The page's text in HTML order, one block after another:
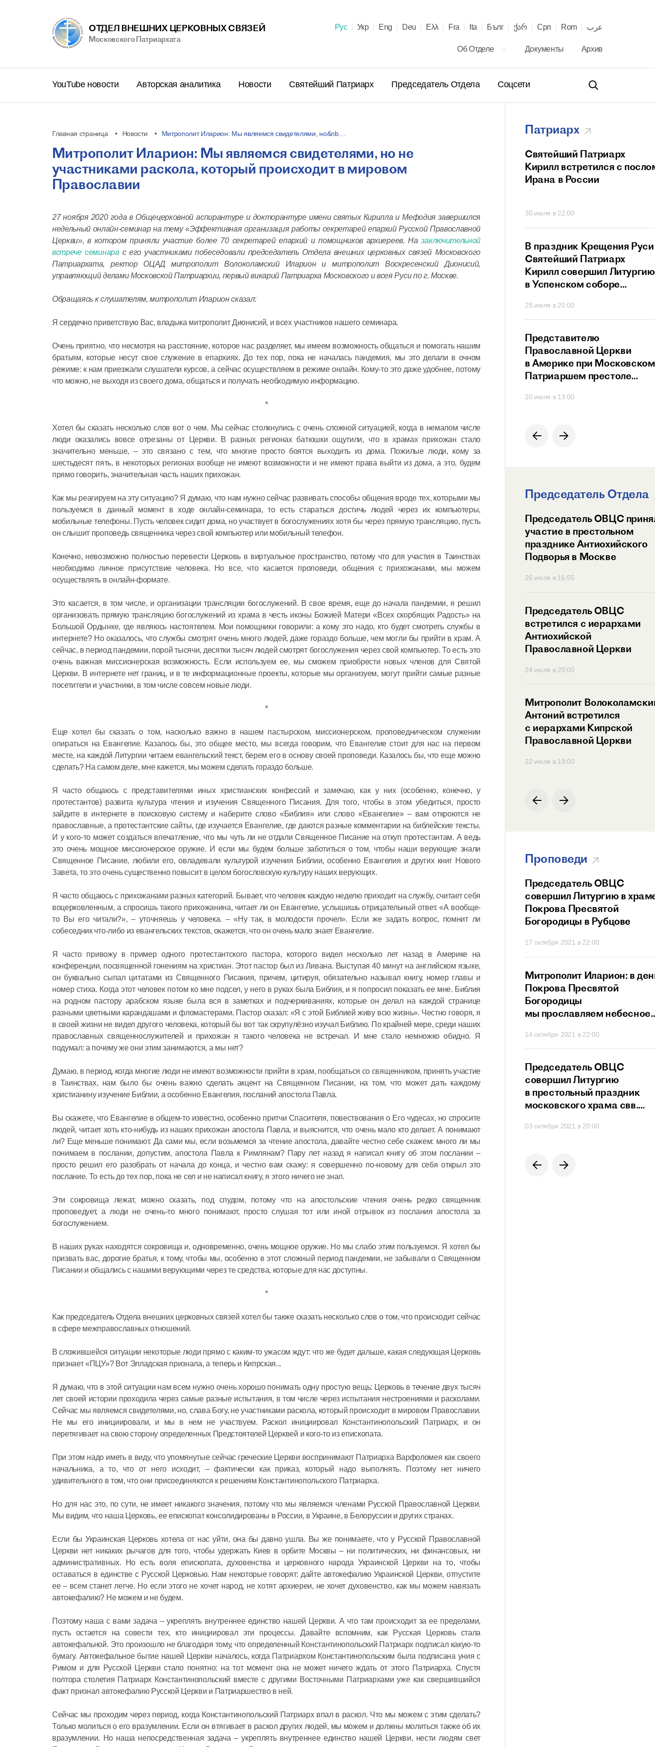
ОТДЕЛ ВНЕШНИХ ЦЕРКОВНЫХ СВЯЗЕЙ
Московского Патриархата
Рус Укр Eng Deu Ελλ Fra Ita Бълг ქარ Срп Rom عرب
Об Отделе Документы Архив
YouTube новости Авторская аналитика Новости Святейший Патриарх Председатель Отдела Соцсети
Главная страница Новости Митрополит Иларион: Мы являемся свидетелями, но&nb…
Митрополит Иларион: Мы являемся свидетелями, но не
участниками раскола, который происходит в мировом
Православии
27 ноября 2020 года в Общецерковной аспирантуре и докторантуре имени святых Кирилла и Мефодия завершился
недельный онлайн-семинар на тему «Эффективная организация работы секретарей епархий Русской Православной
Церкви», в котором приняли участие более 70 секретарей епархий и помощников архиереев. Назаключительной
встрече семинара с его участниками побеседовали председатель Отдела внешних церковных связей Московского
Патриархата, ректор ОЦАД митрополит Волоколамский Иларион и митрополит Воскресенский Дионисий,
управляющий делами Московской Патриархии, первый викарий Патриарха Московского и всея Руси по г. Москве.
Обращаясь к слушателям, митрополит Иларион сказал:
Я сердечно приветствую Вас, владыка митрополит Дионисий, и всех участников нашего семинара.
Очень приятно, что несмотря на расстояние, которое нас разделяет, мы имеем возможность общаться и помогать нашим
братьям, которые несут свое служение в епархиях. До тех пор, пока не началась пандемия, мы это делали в очном
режиме: к нам приезжали слушатели курсов, а сейчас осуществляем в режиме онлайн. Кому-то это даже удобнее, потому
что можно, не выходя из своего дома, общаться и получать необходимую информацию.
*
Хотел бы сказать несколько слов вот о чем. Мы сейчас столкнулись с очень сложной ситуацией, когда в немалом числе
люди оказались вовсе отрезаны от Церкви. В разных регионах батюшки ощутили, что в храмах прихожан стало
значительно меньше, – это связано с тем, что многие просто боятся выходить из дома. Пожилые люди, кому за
шестьдесят пять, в некоторых регионах вообще не имеют возможности и не имеют права выйти из дома, а это, будем
прямо говорить, значительная часть наших прихожан.
Как мы реагируем на эту ситуацию? Я думаю, что нам нужно сейчас развивать способы общения вроде тех, которыми мы
пользуемся в данный момент в ходе онлайн-семинара, то есть стараться достичь людей через их компьютеры,
мобильные телефоны. Пусть человек сидит дома, но участвует в богослужениях хотя бы через прямую трансляцию, пусть
он слышит проповедь священника через свой компьютер или мобильный телефон.
Конечно, невозможно полностью перевести Церковь в виртуальное пространство, потому что для участия в Таинствах
необходимо личное присутствие человека. Но все, что касается проповеди, общения с прихожанами, мы можем
осуществлять в онлайн-формате.
Это касается, в том числе, и организации трансляции богослужений. В свое время, еще до начала пандемии, я решил
организовать прямую трансляцию богослужений из храма в честь иконы Божией Матери «Всех скорбящих Радость» на
Большой Ордынке, где являюсь настоятелем. Мои помощники говорили: а кому это надо, кто будет смотреть службы в
интернете? Но оказалось, что службы смотрят очень много людей, даже гораздо больше, чем могли бы прийти в храм. А
сейчас, в период пандемии, порой тысячи, десятки тысяч людей смотрят богослужения через свой компьютер. То есть это
очень важная миссионерская возможность. Если используем ее, мы сможем приобрести новых членов для Святой
Церкви. В интернете нет границ, и в те информационные проекты, которые мы организуем, могут прийти самые разные
посетители и участники, в том числе совсем новые люди.
*
Еще хотел бы сказать о том, насколько важно в нашем пастырском, миссионерском, проповедническом служении
опираться на Евангелие. Казалось бы, это общее место, мы всегда говорим, что Евангелие стоит для нас на первом
месте, на каждой Литургии читаем евангельский текст, берем его в основу своей проповеди. Казалось бы, что еще можно
сделать? На самом деле, мне кажется, мы можем сделать гораздо больше.
Я часто общаюсь с представителями иных христианских конфессий и замечаю, как у них (особенно, конечно, у
протестантов) развита культура чтения и изучения Священного Писания. Для того, чтобы в этом убедиться, просто
зайдите в интернете в поисковую систему и наберите слово «Библия» или слово «Евангелие» – вам откроются не
православные, а протестантские сайты, где изучается Евангелие, где даются разные комментарии на библейские тексты.
И у кого-то может создаться впечатление, что мы чуть ли не отдали Священное Писание на откуп протестантам. А ведь
это очень мощное миссионерское оружие. И если мы будем больше заботиться о том, чтобы наши верующие знали
Священное Писание, любили его, овладевали культурой изучения Библии, особенно Евангелия и других книг Нового
Завета, то это очень существенно повысит в целом богословскую культуру наших верующих.
Я часто общаюсь с прихожанами разных категорий. Бывает, что человек каждую неделю приходит на службу, считает себя
воцерковленным, а спросишь такого прихожанина, читает ли он Евангелие, услышишь отрицательный ответ. «А вообще-
то Вы его читали?», – уточняешь у человека. – «Ну так, в молодости прочел». Если же задать вопрос, помнит ли
собеседник что-либо из евангельских текстов, окажется, что он очень мало знает Евангелие.
Я часто привожу в пример одного протестантского пастора, которого видел несколько лет назад в Америке на
конференции, посвященной гонениям на христиан. Этот пастор был из Ливана. Выступая 40 минут на английском языке,
он буквально сыпал цитатами из Священного Писания, причем, цитируя, обязательно называл книгу, номер главы и
номер стиха. Когда этот человек потом ко мне подсел, у него в руках была Библия, и я попросил показать ее мне. Библия
на родном пастору арабском языке была вся в заметках и подчеркиваниях, которые он делал на каждой странице
разными цветными карандашами и фломастерами. Пастор сказал: «Я с этой Библией живу всю жизнь». Честно говоря, я
в своей жизни не видел другого человека, который бы вот так скрупулёзно изучал Библию. По крайней мере, среди наших
православных священнослужителей и прихожан я такого человека не встречал. И мне стало немножко обидно. Я
подумал: а почему же они этим занимаются, а мы нет?
Думаю, в период, когда многие люди не имеют возможности прийти в храм, пообщаться со священником, принять участие
в Таинствах, нам было бы очень важно сделать акцент на Священном Писании, на том, что может дать каждому
христианину изучение Библии, а особенно Евангелия, посланий апостола Павла.
Вы скажете, что Евангелие в общем-то известно, особенно притчи Спасителя, повествования о Его чудесах, но спросите
людей, читает хоть кто-нибудь из наших прихожан апостола Павла, и выяснится, что очень мало кто делает. А понимают
ли? Еще меньше понимают. Да сами мы, если возьмемся за чтение апостола, давайте честно себе скажем: много ли мы
понимаем в послании, допустим, апостола Павла к Римлянам? Пару лет назад я написал книгу об этом послании –
просто решил его разобрать от начала до конца, и честно вам скажу: я совершенно по-новому для себя открыл это
послание. То есть до тех пор, пока не сел и не написал книгу, я этого ничего не знал.
Эти сокровища лежат, можно сказать, под спудом, потому что на апостольские чтения очень редко священник
проповедует, а люди не очень-то много понимают, просто слушая тот или иной отрывок из послания апостола за
богослужением.
В наших руках находятся сокровища и, одновременно, очень мощное оружие. Но мы слабо этим пользуемся. Я хотел бы
призвать вас, дорогие братья, к тому, чтобы мы, особенно в этот сложный период пандемии, не забывали о Священном
Писании и общались с нашими верующими через те средства, которые для нас доступны.
*
Как председатель Отдела внешних церковных связей хотел бы также сказать несколько слов о том, что происходит сейчас
в сфере межправославных отношений.
В сложившейся ситуации некоторые люди прямо с каким-то ужасом ждут: что же будет дальше, какая следующая Церковь
признает «ПЦУ»? Вот Элладская признала, а теперь и Кипрская...
Я думаю, что в этой ситуации нам всем нужно очень хорошо понимать одну простую вещь: Церковь в течение двух тысяч
лет своей истории проходила через самые разные испытания, в том числе через испытания нестроениями и расколами.
Сейчас мы являемся свидетелями, но, слава Богу, не участниками раскола, который происходит в мировом Православии.
Не мы его инициировали, и мы в нем не участвуем. Раскол инициировал Константинопольский Патриарх, и он
перетягивает на свою сторону определенных Предстоятелей Церквей и кого-то из епископата.
При этом надо иметь в виду, что упомянутые сейчас греческие Церкви воспринимают Патриарха Варфоломея как своего
начальника, а то, что от него исходит, – фактически как приказ, который надо выполнять. Поэтому нет ничего
удивительного в том, что они присоединяются к решениям Константинопольского Патриарха.
Но для нас это, по сути, не имеет никакого значения, потому что мы являемся членами Русской Православной Церкви.
Мы видим, что наша Церковь, ее епископат консолидированы в России, в Украине, в Белоруссии и других странах.
Если бы Украинская Церковь хотела от нас уйти, она бы давно ушла. Вы же понимаете, что у Русской Православной
Церкви нет никаких рычагов для того, чтобы удержать Киев в орбите Москвы – ни политических, ни финансовых, ни
административных. Но есть воля епископата, духовенства и церковного народа Украинской Церкви на то, чтобы
оставаться в единстве с Русской Церковью. Нам некоторые говорят: дайте автокефалию Украинской Церкви, отпустите
ее – всем станет легче. Но если этого не хочет народ, не хотят архиереи, не хочет духовенство, как мы можем навязать
автокефалию? Не можем и не будем.
Поэтому наша с вами задача – укреплять внутреннее единство нашей Церкви. А что там происходит за ее пределами,
пусть остается на совести тех, кто инициировал эти процессы. Давайте вспомним, как Русская Церковь стала
автокефальной. Это произошло не благодаря тому, что определенный Константинопольский Патриарх подписал какую-то
бумагу. Автокефальное бытие нашей Церкви началось, когда Патриархом Константинопольским была подписана уния с
Римом и для Русской Церкви стало понятно: на тот момент она не может ничего ждать от этого Патриарха. Спустя
полтора столетия Патриарх Константинопольский вместе с другими Восточными Патриархами уже как свершившийся
факт признал автокефалию Русской Церкви и Патриаршество в ней.
Сейчас мы проходим через период, когда Константинопольский Патриарх впал в раскол. Что мы можем с этим сделать?
Только молиться о его вразумлении. Если он втягивает в раскол других людей, мы можем и должны молиться также об их
вразумлении. Но наша непосредственная задача – укреплять внутреннее единство нашей Церкви, нести людям свет
Патриарх
Поздравление Святейшего
Патриарха Кирилла
пострига и рукоположения
в священный сан
23 июня в 10:00
Святейший Патриарх
Кирилл встретился
с председателем
Всемирного
соотечественников,
Кирилл возглавил работу
заседания Высшего
Церковного Совета
Святейший Патриарх
Кирилл встретился с
Ирана в России
30 июля в 22:00
В праздник Крещения Руси
Святейший Патриарх
Кирилл совершил Литургию
в Успенском соборе
28 июля в 20:00
Представителю
Православной Церкви
в Америке при Московском
Патриаршем престоле
Сергия Радонежского
20 июля в 13:00
Председатель Отдела
Митрополит Волоколамский
московского Подворья
Сербской Православной
Председатель ОВЦС провел
встречу с представителем
Суверенного Мальтийского
Ордена в России
08 июля в 12:30
секретарем
Международной
организации по русскому
06 июля в 12:00
Председатель ОВЦС
участие в престольном
празднике Антиохийского
Подворья в Москве
26 июля в 16:55
Председатель ОВЦС
встретился с иерархами
Антиохийской
Православной Церкви
24 июля в 20:00
Митрополит
Антоний встретился
с иерархами Кипрской
Православной Церкви
22 июля в 19:00
Проповеди
мучеников и исповедников
за имя Христово
Митрополит Иларион:
Без наших собственных
усилий Бог не сможет
нас спасти
31 января 2021 в 20:26
Митрополит Иларион:
Господь всегда нам дает
24 января 2021 в 21:20
Председатель ОВЦС
совершил Литургию в
Покрова Пресвятой
Богородицы в Рубцове
17 октября 2021 в 22:00
Митрополит Иларион: в
Покрова Пресвятой
Богородицы
мы прославляем небесное
Божией
14 октября 2021 в 22:00
Председатель ОВЦС
совершил Литургию
в престольный праздник
московского храма свв.
и Феодора
03 октября 2021 в 20:00